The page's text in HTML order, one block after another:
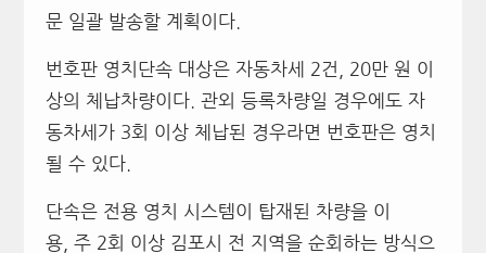
문 일괄 발송할 계획이다.
번호판 영치단속 대상은 자동차세 2건, 20만 원 이
상의 체납차량이다. 관외 등록차량일 경우에도 자
동차세가 3회 이상 체납된 경우라면 번호판은 영치
될 수 있다.
단속은 전용 영치 시스템이 탑재된 차량을 이
용, 주 2회 이상 김포시 전 지역을 순회하는 방식으